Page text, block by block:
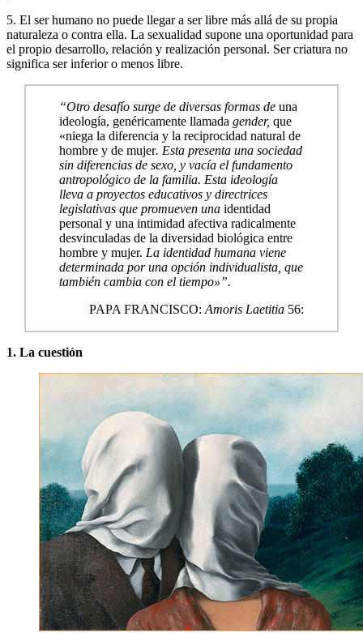
5. El ser humano no puede llegar a ser libre más allá de su propia
naturaleza o contra ella. La sexualidad supone una oportunidad para
el propio desarrollo, relación y realización personal. Ser criatura no
significa ser inferior o menos libre.
“Otro desafío surge de diversas formas de una
ideología, genéricamente llamada gender, que
«niega la diferencia y la reciprocidad natural de
hombre y de mujer. Esta presenta una sociedad
sin diferencias de sexo, y vacía el fundamento
antropológico de la familia. Esta ideología
lleva a proyectos educativos y directrices
legislativas que promueven una identidad
personal y una intimidad afectiva radicalmente
desvinculadas de la diversidad biológica entre
hombre y mujer. La identidad humana viene
determinada por una opción individualista, que
también cambia con el tiempo»”.
PAPA FRANCISCO: Amoris Laetitia 56:
1. La cuestión